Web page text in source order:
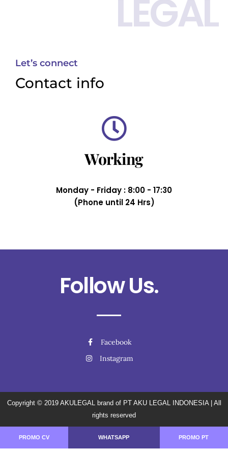
LEGAL
Let’s connect
Contact info
Working
Monday - Friday : 8:00 - 17:30
(Phone until 24 Hrs)
Follow Us.
Facebook
Instagram
Copyright © 2019 AKULEGAL brand of PT AKU LEGAL INDONESIA| All
rights reserved
PROMO CV WHATSAPP PROMO PT